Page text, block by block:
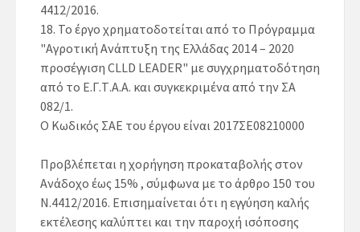
4412/2016.
18. Το έργο χρηματοδοτείται από το Πρόγραμμα
"Αγροτική Ανάπτυξη της Ελλάδας 2014 – 2020
προσέγγιση CLLD LEADER" με συγχρηματοδότηση
από το Ε.Γ.Τ.Α.Α. και συγκεκριμένα από την ΣΑ
082/1.
Ο Κωδικός ΣΑΕ του έργου είναι 2017ΣΕ08210000
Προβλέπεται η χορήγηση προκαταβολής στον
Ανάδοχο έως 15% , σύμφωνα με το άρθρο 150 του
Ν.4412/2016. Επισημαίνεται ότι η εγγύηση καλής
εκτέλεσης καλύπτει και την παροχή ισόποσης